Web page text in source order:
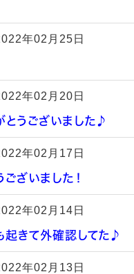
年02月25日
年02月20日
とうございました♪
年02月17日
ざいました！
年02月14日
起きて外確認してた♪
年02月13日